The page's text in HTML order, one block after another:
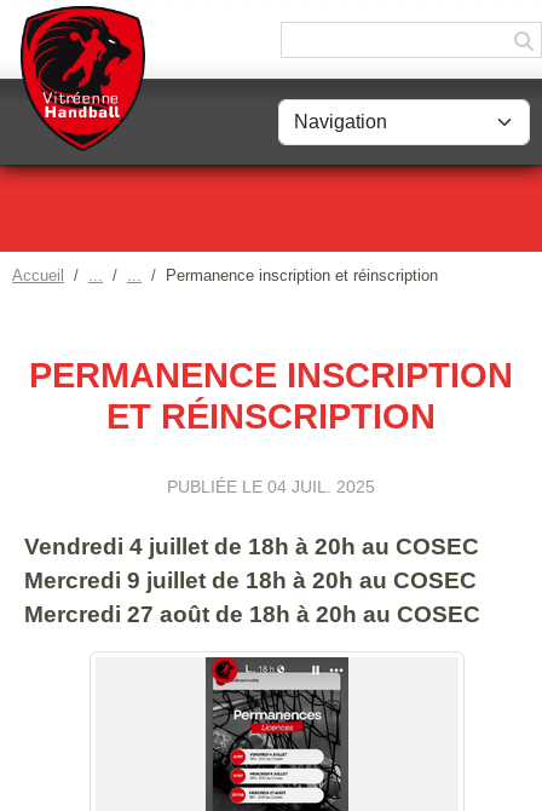
Accueil Permanence inscription et réinscription
PERMANENCE INSCRIPTION
ET RÉINSCRIPTION
PUBLIÉE LE 04 JUIL. 2025
Vendredi 4 juillet de 18h à 20h au COSEC
Mercredi 9 juillet de 18h à 20h au COSEC
Mercredi 27 août de 18h à 20h au COSEC
Panneau de gestion des cookies